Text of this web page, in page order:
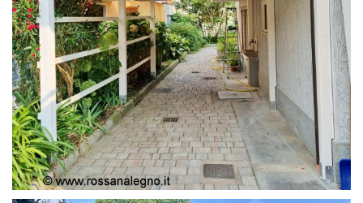
PERGOLA COPERTURA MOBILE